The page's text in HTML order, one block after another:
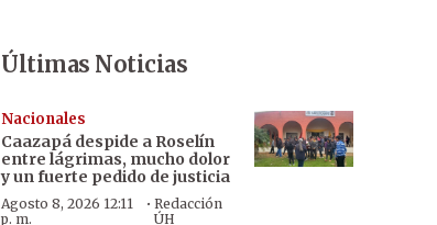
Últimas Noticias
Nacionales
Caazapá despide a Roselín
entre lágrimas, mucho dolor
y un fuerte pedido de justicia
Agosto 8, 2026 12:11
p. m.
· Redacción
ÚH